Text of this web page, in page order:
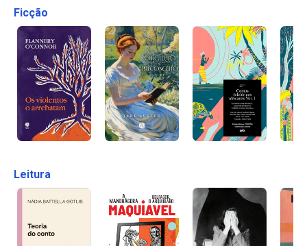
Ficção
Leitura